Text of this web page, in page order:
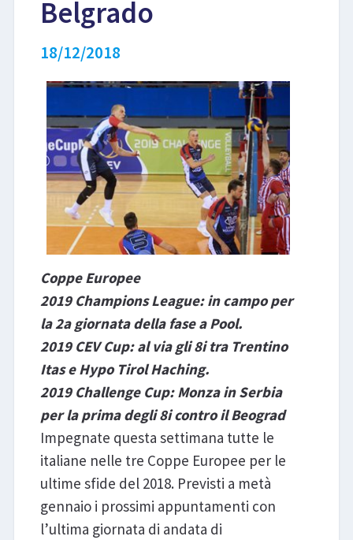
Belgrado
18/12/2018
Coppe Europee
2019 Champions League: in campo per
la 2a giornata della fase a Pool.
2019 CEV Cup: al via gli 8itra Trentino
Itas e Hypo Tirol Haching.
2019 Challenge Cup: Monza in Serbia
per la prima degli 8icontro il Beograd
Impegnate questa settimana tutte le
italiane nelle tre Coppe Europee per le
ultime sfide del 2018. Previsti a metà
gennaio i prossimi appuntamenti con
l’ultima giornata di andata di